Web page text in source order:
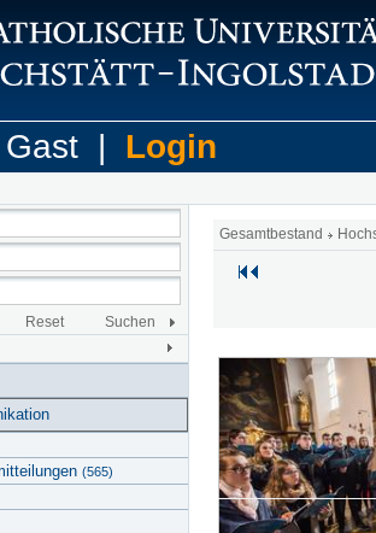
Gast | Login
Reset
Suchen
(565)
Gesamtbestand